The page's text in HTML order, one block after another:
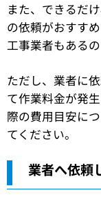
また、できるだ
の依頼がおすす
工事業者もある
ただし、業者に
て作業料金が発
際の費用目安に
てください。
業者へ依頼